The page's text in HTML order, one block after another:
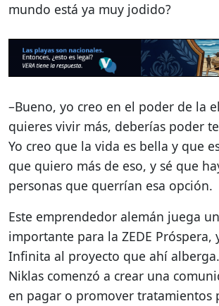
mundo está ya muy jodido?
–Bueno, yo creo en el poder de la
quieres vivir más, deberías poder
Yo creo que la vida es bella y que
que quiero más de eso, y sé que
personas que querrían esa opción.
Este emprendedor alemán juega
importante para la ZEDE Próspera,
Infinita al proyecto que ahí
Niklas comenzó a crear una
en pagar o promover tratamientos